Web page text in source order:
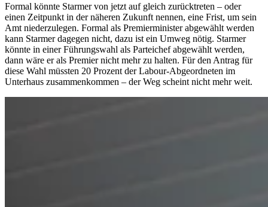
Formal könnte Starmer von jetzt auf gleich zurücktreten – oder
einen Zeitpunkt in der näheren Zukunft nennen, eine Frist, um sein
Amt niederzulegen. Formal als Premierminister abgewählt werden
kann Starmer dagegen nicht, dazu ist ein Umweg nötig. Starmer
könnte in einer Führungswahl als Parteichef abgewählt werden,
dann wäre er als Premier nicht mehr zu halten. Für den Antrag für
diese Wahl müssten 20 Prozent der Labour-Abgeordneten im
Unterhaus zusammenkommen – der Weg scheint nicht mehr weit.